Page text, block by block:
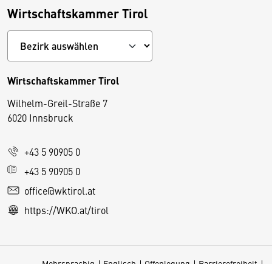
Wirtschaftskammer Tirol
Wirtschaftskammer Tirol
Wilhelm-Greil-Straße 7
6020 Innsbruck
+43 5 90905 0
+43 5 90905 0
office@wktirol.at
https://WKO.at/tirol
D
i
s
e
S
e